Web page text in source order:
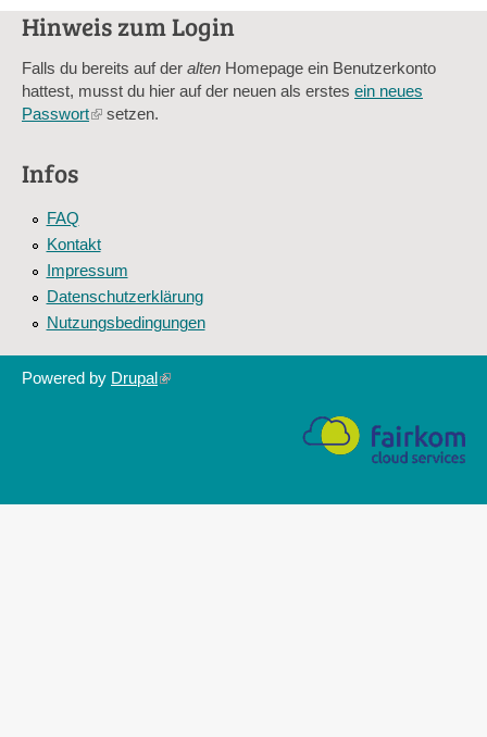
Hinweis zum Login
Falls du bereits auf der alten Homepage ein Benutzerkonto
hattest, musst du hier auf der neuen als erstes ein neues
Passwort(linksetzen.
Infos
FAQ
Kontakt
Impressum
Datenschutzerklärung
Nutzungsbedingungen
Powered by Drupal(link